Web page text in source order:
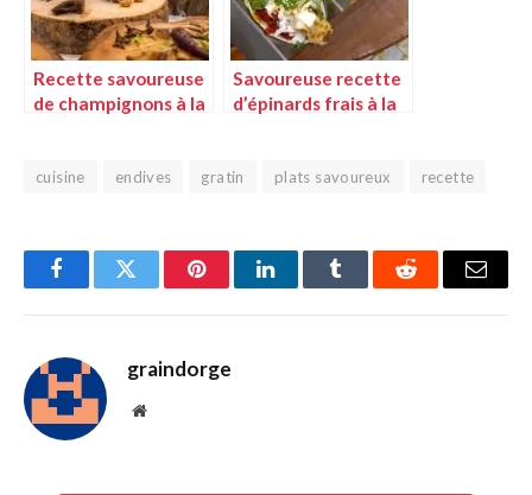
Recette savoureuse
de champignons à la
Savoureuse recette
d’épinards frais à la
cuisine endives gratin plats savoureux recette
FacebookTwitter PinterestLinkedInTumblr Reddit
E-
graindorge
Site